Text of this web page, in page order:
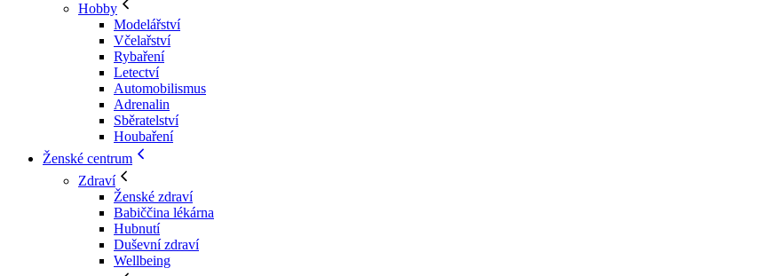
Hobby
Modelářství
Včelařství
Rybaření
Letectví
Automobilismus
Adrenalin
Sběratelství
Houbaření
Ženské centrum
Zdraví
Ženské zdraví
Babiččina lékárna
Hubnutí
Duševní zdraví
Wellbeing